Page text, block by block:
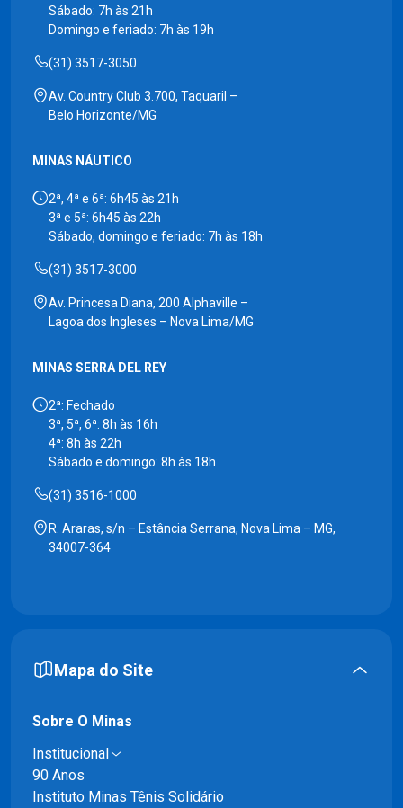
Sábado: 7h às 21h
Domingo e feriado: 7h às 19h
(31) 3517-3050
Av. Country Club 3.700, Taquaril –
Belo Horizonte/MG
MINAS NÁUTICO
2ª, 4ª e 6ª: 6h45 às 21h
3ª e 5ª: 6h45 às 22h
Sábado, domingo e feriado: 7h às 18h
(31) 3517-3000
Av. Princesa Diana, 200 Alphaville –
Lagoa dos Ingleses – Nova Lima/MG
MINAS SERRA DEL REY
2ª: Fechado
3ª, 5ª, 6ª: 8h às 16h
4ª: 8h às 22h
Sábado e domingo: 8h às 18h
(31) 3516-1000
R. Araras, s/n – Estância Serrana, Nova Lima – MG,
34007-364
Mapa do Site
Sobre O Minas
Institucional
90 Anos
Instituto Minas Tênis Solidário